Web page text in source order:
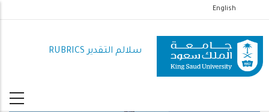
إلى
المحتوى
الرئيسي
English
سلالم التقدير RUBRICS